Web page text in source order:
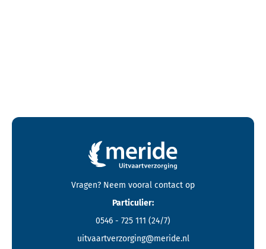
Contactgegevens en footer menu van Meride
Vragen? Neem vooral contact op
Particulier:
0546 - 725 111 (24/7)
uitvaartverzorging@meride.nl